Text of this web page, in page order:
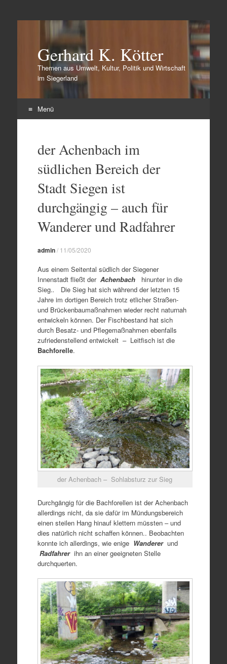
Gerhard K. Kötter
Themen aus Umwelt, Kultur, Politik und Wirtschaft
im Siegerland
Menü
springender Achenbach im
südlichen Bereich der
Stadt Siegen ist
durchgängig – auch für
Wanderer und Radfahrer
admin/ 11/05/2020
Aus einem Seitental südlich der Siegener
Innenstadt fließt der Achenbach
hinunter in die
Sieg.. Die Sieg hat sich während der letzten 15
Jahre im dortigen Bereich trotz etlicher Straßen-
und Brückenbaumaßnahmen wieder recht naturnah
entwickeln können. Der Fischbestand hat sich
durch Besatz- und Pflegemaßnahmen ebenfalls
zufriedenstellend entwickelt – Leitfisch ist die
Bachforelle.
der Achenbach – Sohlabsturz zur Sieg
Durchgängig für die Bachforellen ist der Achenbach
allerdings nicht, da sie dafür im Mündungsbereich
einen steilen Hang hinauf klettern müssten – und
dies natürlich nicht schaffen können.. Beobachten
konnte ich allerdings, wie enige Wanderer und
Radfahrer ihn an einer geeigneten Stelle
durchquerten.